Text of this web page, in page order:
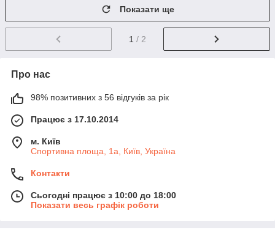
Показати ще
1 / 2
Про нас
98% позитивних з 56 відгуків за рік
Працює з 17.10.2014
м. Київ
Спортивна площа, 1а, Київ, Україна
Контакти
Сьогодні працює з 10:00 до 18:00
Показати весь графік роботи